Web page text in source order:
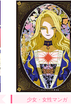
少女・女性マンガ